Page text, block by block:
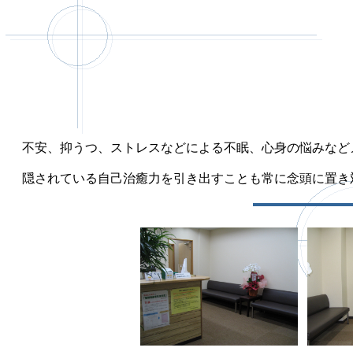
不安、抑うつ、ストレスなどによる不眠、心身の悩みな
隠されている自己治癒力を引き出すことも常に念頭に置